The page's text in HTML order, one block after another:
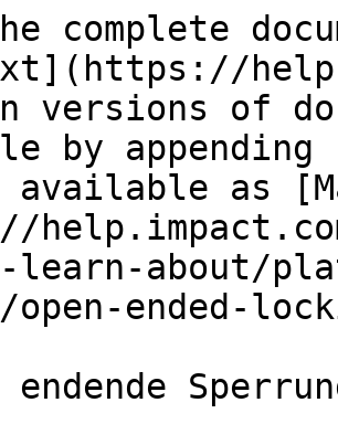
complete
versions of
by
available as
about/
open-ended-
endende